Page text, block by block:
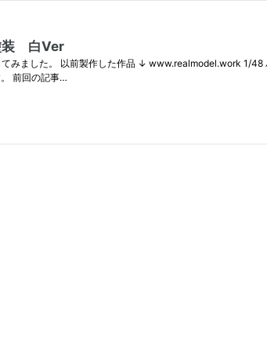
装 白Ver
みました。 以前製作した作品 ↓ www.realmodel.work 1/
前回の記事…